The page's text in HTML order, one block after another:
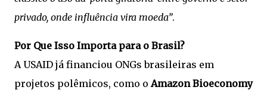
privado, onde influência vira moeda”.
Por Que Isso Importa para o Brasil?
A USAID já financiou ONGs brasileiras em
projetos polêmicos, como oAmazon Bioeconomy